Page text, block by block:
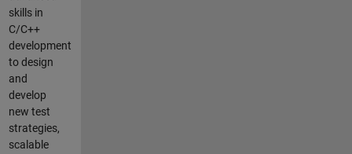
skills in
C/C++
development
to design
and
develop
new test
strategies,
scalable